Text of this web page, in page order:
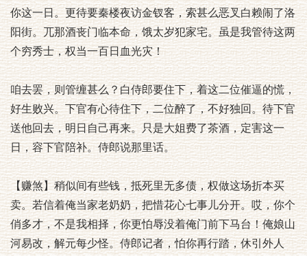
你这一日。更待要秦楼夜访金钗客，索甚么恶叉白赖闹了洛
阳街。兀那酒丧门临本命，饿太岁犯家宅。虽是我管待这两
个穷秀士，权当一百日血光灾！
咱去罢，则管缠甚么？白侍郎要住下，着这二位催逼的慌，
好生败兴。下官有心待住下，二位醉了，不好独回。待下官
送他回去，明日自己再来。只是大姐费了茶酒，定害这一
日，容下官陪补。侍郎说那里话。
【赚煞】稍似间有些钱，抵死里无多债，权做这场折本买
卖。若信着俺当家老奶奶，把惜花心七事儿分开。哎，你个
俏多才，不是我相择，你更怕辱没着俺门前下马台！俺娘山
河易改，解元每少怪。侍郎记者，怕你再行踏，休引外人